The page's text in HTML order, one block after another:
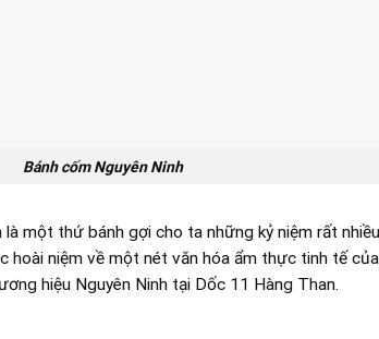
Bánh cốm Nguyên Ninh
một thứ bánh gợi cho ta những kỷ niệm rất
hoài niệm về một nét văn hóa ẩm thực tinh tế
hiệu Nguyên Ninh tại Dốc 11 Hàng Than.